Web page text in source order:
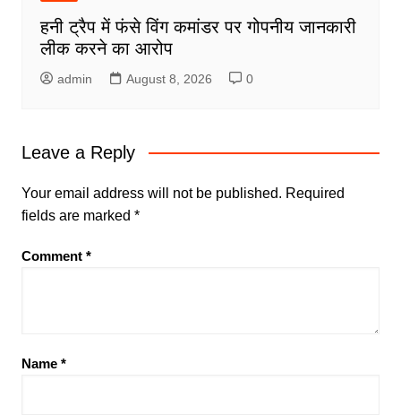
हनी ट्रैप में फंसे विंग कमांडर पर गोपनीय जानकारी
लीक करने का आरोप
admin August 8, 2026 0
Leave a Reply
Your email address will not be published. Required
fields are marked *
Comment *
Name *